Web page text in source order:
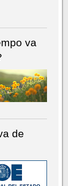
va
de